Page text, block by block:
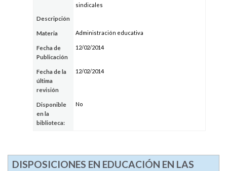
sindicales
Descripción
Materia Administración educativa
Fecha de
Publicación
12/02/2014
Fecha de la
última
revisión
12/02/2014
Disponible
en la
biblioteca:
No
DISPOSICIONES EN EDUCACIÓN EN LAS